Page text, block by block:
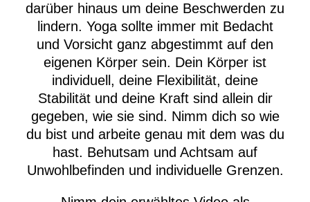
darüber hinaus um deine Beschwerden zu
lindern. Yoga sollte immer mit Bedacht
und Vorsicht ganz abgestimmt auf den
eigenen Körper sein. Dein Körper ist
individuell, deine Flexibilität, deine
Stabilität und deine Kraft sind allein dir
gegeben, wie sie sind. Nimm dich so wie
du bist und arbeite genau mit dem was du
hast. Behutsam und Achtsam auf
Unwohlbefinden und individuelle Grenzen.